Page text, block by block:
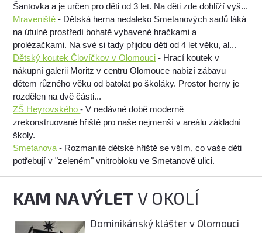
Šantovka a je určen pro děti od 3 let. Na děti zde dohlíží vyš...
Mraveniště - Dětská herna nedaleko Smetanových sadů láká
na útulné prostředí bohatě vybavené hračkami a
prolézačkami. Na své si tady přijdou děti od 4 let věku, al...
Dětský koutek Človíčkov v Olomouci - Hrací koutek v
nákupní galerii Moritz v centru Olomouce nabízí zábavu
dětem různého věku od batolat po školáky. Prostor herny je
rozdělen na dvě části...
ZŠ Heyrovského- V nedávné době moderně
zrekonstruované hřiště pro naše nejmenší v areálu základní
školy.
Smetanova- Rozmanité dětské hřiště se vším, co vaše děti
potřebují v "zeleném" vnitrobloku ve Smetanově ulici.
KAM NA VÝLETV OKOLÍ
Dominikánský klášter v Olomouci